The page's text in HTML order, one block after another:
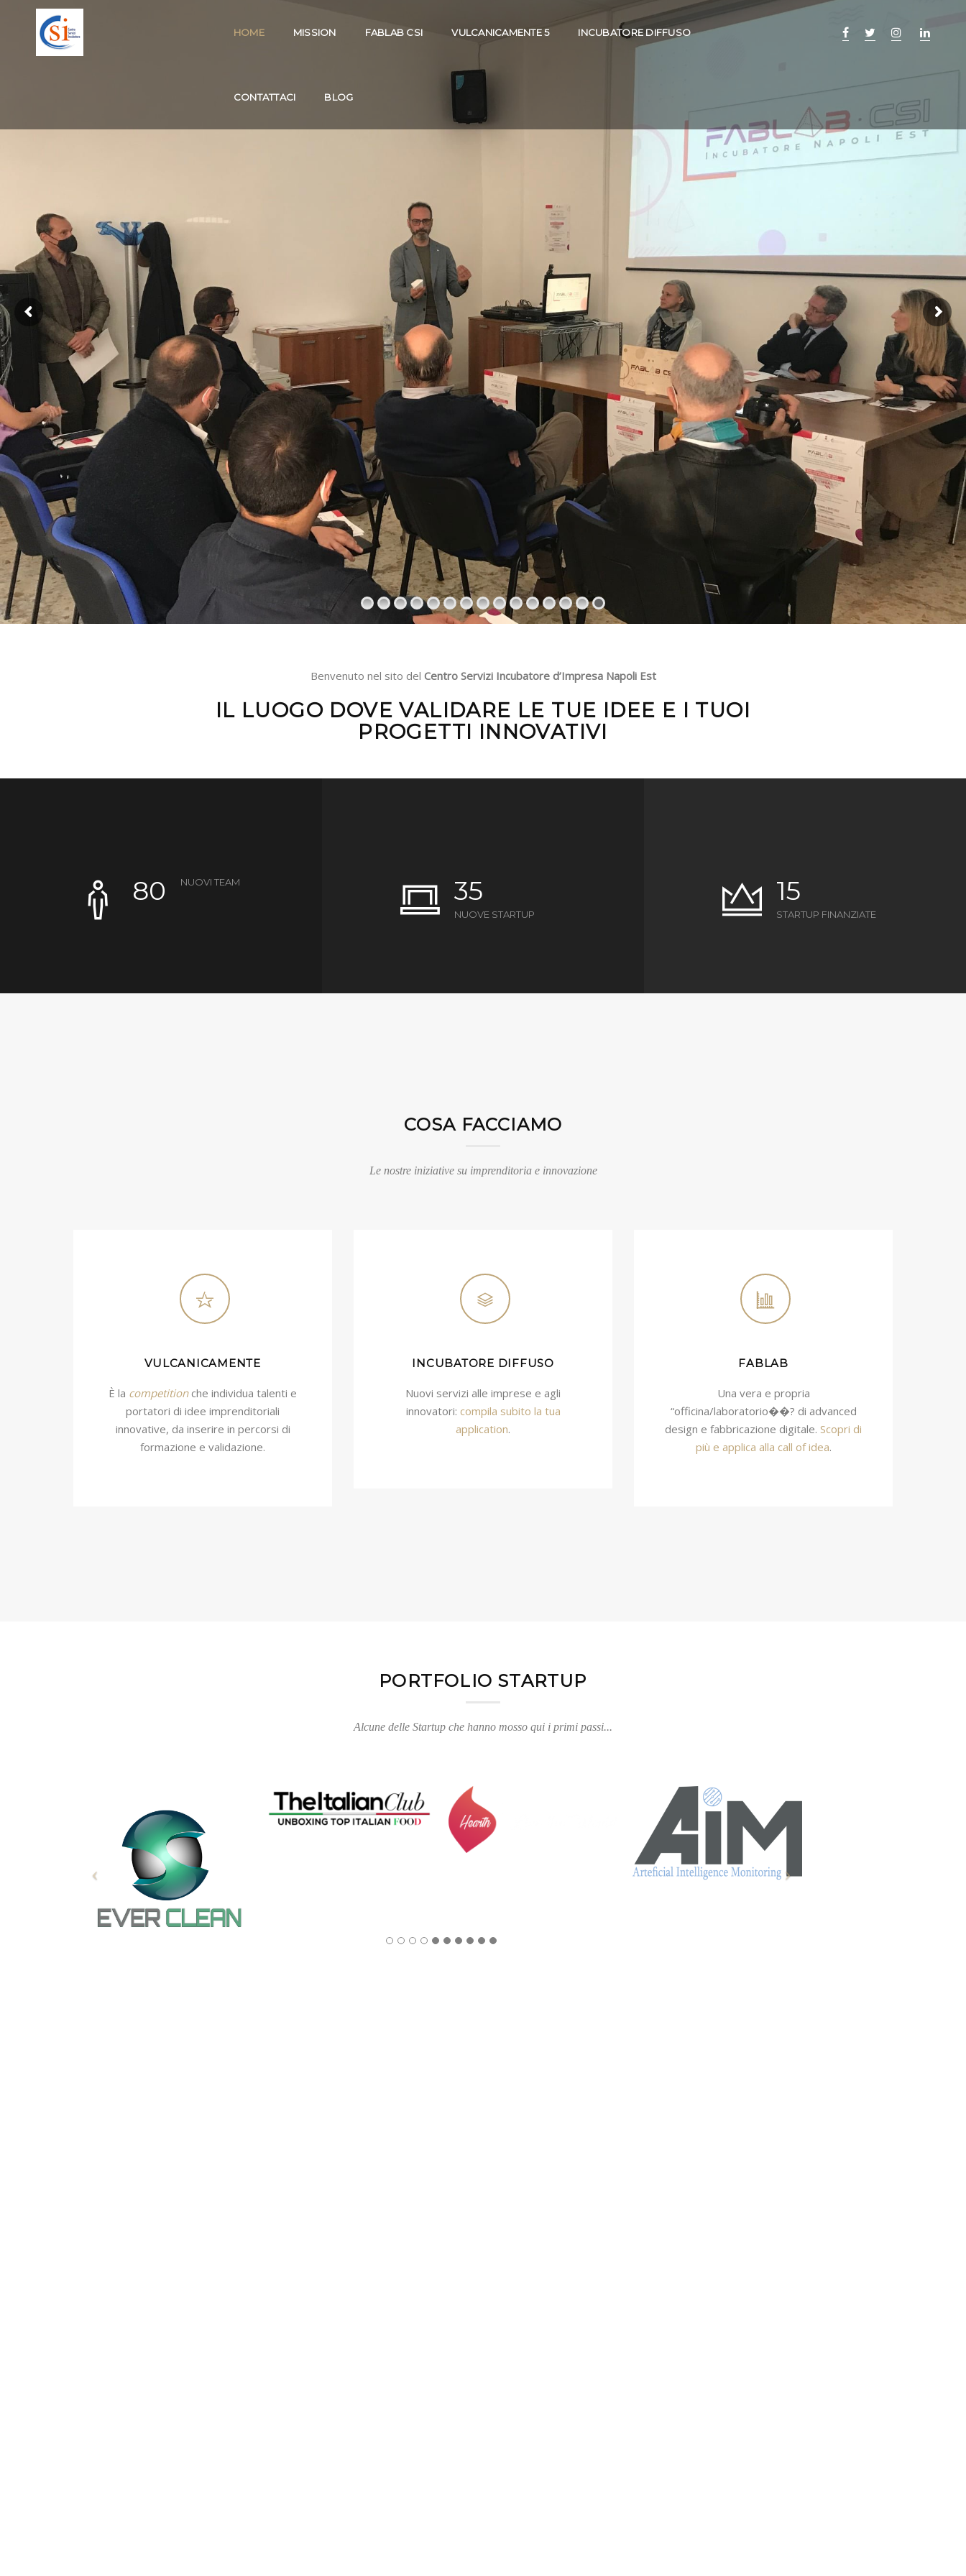
HOME MISSION FABLAB CSI VULCANICAMENTE 5 INCUBATORE DIFFUSO
CONTATTACI BLOG
Benvenuto nel sito del Centro Servizi Incubatore d’Impresa Napoli Est
IL LUOGO DOVE VALIDARE LE TUE IDEE E I TUOI
PROGETTI INNOVATIVI
80 NUOVI TEAM 35
NUOVE STARTUP
15
STARTUP FINANZIATE
COSA FACCIAMO
Le nostre iniziative su imprenditoria e innovazione
VULCANICAMENTE
È la competitionche individua talenti e
portatori di idee imprenditoriali
innovative, da inserire in percorsi di
formazione e validazione.
INCUBATORE DIFFUSO
Nuovi servizi alle imprese e agli
innovatori: compila subito la tua
application.
FABLAB
Una vera e propria
“officina/laboratorio��? di advanced
design e fabbricazione digitale. Scopri di
più e applica alla call of idea.
PORTFOLIO STARTUP
Alcune delle Startup che hanno mosso qui i primi passi...